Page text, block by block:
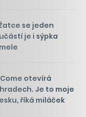
se jeden
je i sýpka
otevírá
Je to moje
říká miláček